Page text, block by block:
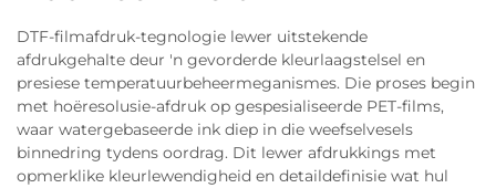
DTF-filmafdruk-tegnologie lewer uitstekende
afdrukgehalte deur 'n gevorderde kleurlaagstelsel en
presiese temperatuurbeheermeganismes. Die proses begin
met hoëresolusie-afdruk op gespesialiseerde PET-films,
waar watergebaseerde ink diep in die weefselvesels
binnedring tydens oordrag. Dit lewer afdrukkings met
opmerklike kleurlewendigheid en detaildefinisie wat hul